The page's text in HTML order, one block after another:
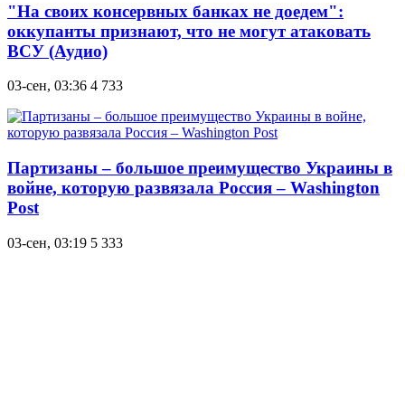
"На своих консервных банках не доедем":
оккупанты признают, что не могут атаковать
ВСУ (Аудио)
03-сен, 03:36 4 733
Партизаны – большое преимущество Украины в
войне, которую развязала Россия – Washington
Post
03-сен, 03:19 5 333